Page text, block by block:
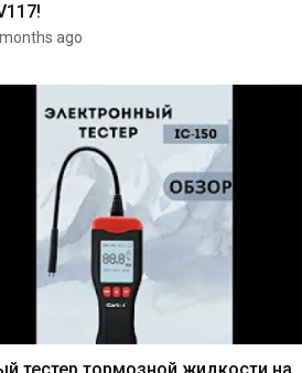
ago
тестер тормозной жидкости на